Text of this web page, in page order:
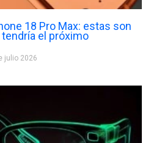
18 Pro Max: estas son
el próximo
julio 2026